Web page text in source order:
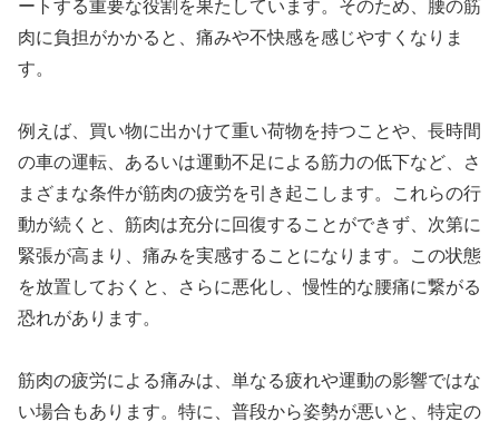
ートする重要な役割を果たしています。そのため、腰の筋
肉に負担がかかると、痛みや不快感を感じやすくなりま
す。
例えば、買い物に出かけて重い荷物を持つことや、長時間
の車の運転、あるいは運動不足による筋力の低下など、さ
まざまな条件が筋肉の疲労を引き起こします。これらの行
動が続くと、筋肉は充分に回復することができず、次第に
緊張が高まり、痛みを実感することになります。この状態
を放置しておくと、さらに悪化し、慢性的な腰痛に繋がる
恐れがあります。
筋肉の疲労による痛みは、単なる疲れや運動の影響ではな
い場合もあります。特に、普段から姿勢が悪いと、特定の